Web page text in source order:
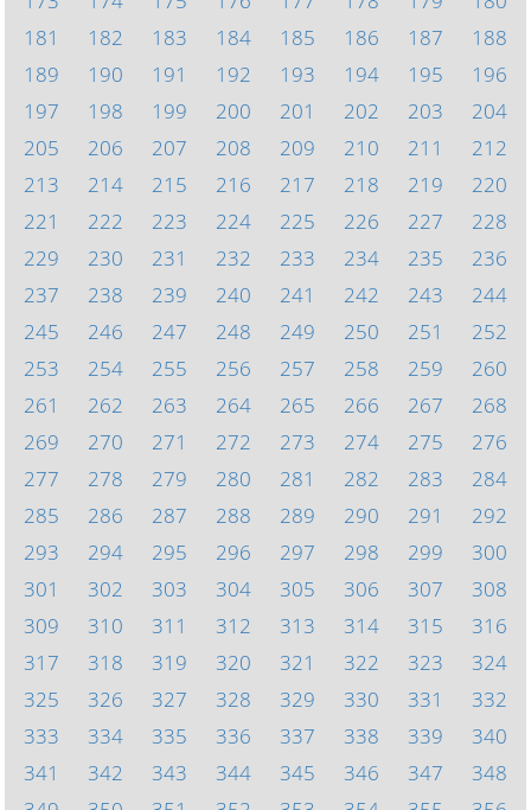
181
182 183 184 185 186 187
188
189
190 191 192 193 194 195
196
197
198 199 200 201 202 203
204
205
206 207 208 209 210 211
212
213
214 215 216 217 218 219
220
221
222 223 224 225 226 227
228
229
230 231 232 233 234 235
236
237
238 239 240 241 242 243
244
245
246 247 248 249 250 251
252
253
254 255 256 257 258 259
260
261
262 263 264 265 266 267
268
269
270 271 272 273 274 275
276
277
278 279 280 281 282 283
284
285
286 287 288 289 290 291
292
293
294 295 296 297 298 299
300
301
302 303 304 305 306 307
308
309
310 311 312 313 314 315
316
317
318 319 320 321 322 323
324
325
326 327 328 329 330 331
332
333
334 335 336 337 338 339
340
341
342 343 344 345 346 347
348